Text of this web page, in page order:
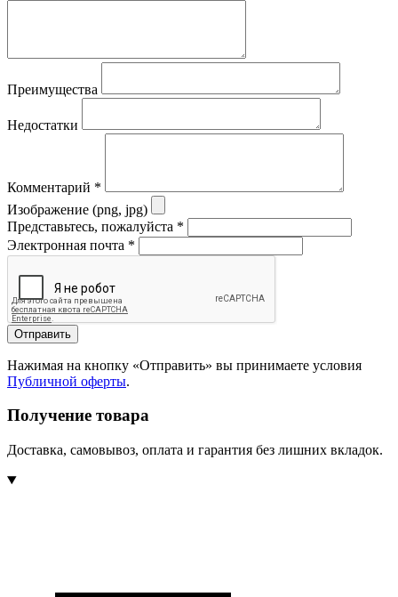
Преимущества
Недостатки
Комментарий *
Изображение (png, jpg)
Представьтесь, пожалуйста *
Электронная почта *
Отправить
Нажимая на кнопку «Отправить» вы принимаете условия
Публичной оферты.
Получение товара
Доставка, самовывоз, оплата и гарантия без лишних вкладок.